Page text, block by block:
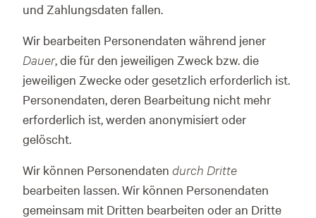
und Zahlungsdaten fallen.
Wir bearbeiten Personendaten während jener
Dauer, die für den jeweiligen Zweck bzw. die
jeweiligen Zwecke oder gesetzlich erforderlich ist.
Personendaten, deren Bearbeitung nicht mehr
erforderlich ist, werden anonymisiert oder
gelöscht.
Wir können Personendaten durch Dritte
bearbeiten lassen. Wir können Personendaten
gemeinsam mit Dritten bearbeiten oder an Dritte